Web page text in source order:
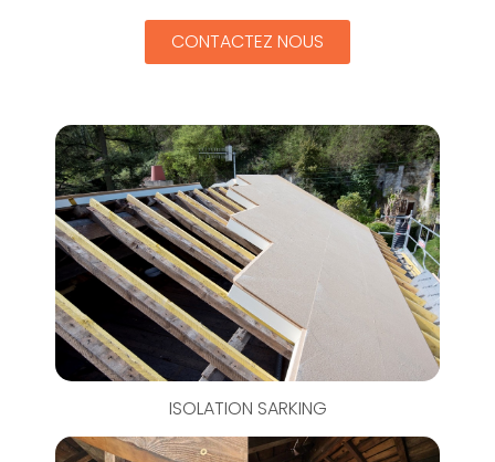
CONTACTEZ NOUS
ISOLATION SARKING